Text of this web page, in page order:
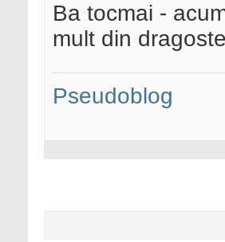
Ba tocmai -
mult din dragoste
Pseudoblog